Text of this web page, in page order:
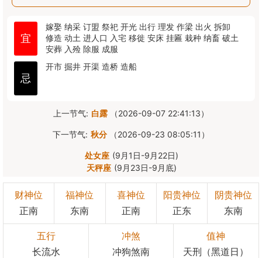
宜
嫁娶 纳采 订盟 祭祀 开光 出行 理发 作梁 出火 拆卸
修造 动土 进人口 入宅 移徙 安床 挂匾 栽种 纳畜 破土
安葬 入殓 除服 成服
忌
开市 掘井 开渠 造桥 造船
上一节气: 白露 （2026-09-07 22:41:13）
下一节气: 秋分 （2026-09-23 08:05:11）
处女座 (9月1日-9月22日)
天秤座 (9月23日-9月底)
财神位
正南
福神位
东南
喜神位
正南
阳贵神位
正东
阴贵神位
东南
五行
长流水
冲煞
冲狗煞南
值神
天刑（黑道日）